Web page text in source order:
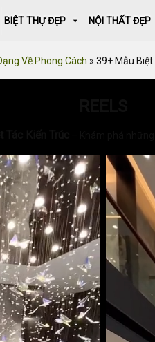
BIỆT THỰ ĐẸP NỘI THẤT ĐẸP
Về Phong Cách » 39+ Mẫu